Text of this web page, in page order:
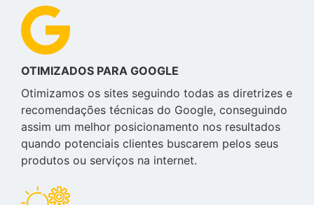
OTIMIZADOS PARA GOOGLE
Otimizamos os sites seguindo todas as diretrizes e
recomendações técnicas do Google, conseguindo
assim um melhor posicionamento nos resultados
quando potenciais clientes buscarem pelos seus
produtos ou serviços na internet.